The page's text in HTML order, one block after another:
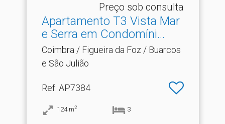
Preço sob consulta
Apartamento T3 Vista Mar
e Serra em Condomíni.​..
Coimbra / Figueira da Foz / Buarcos
e São Julião
Ref: AP7384
124 m2 3